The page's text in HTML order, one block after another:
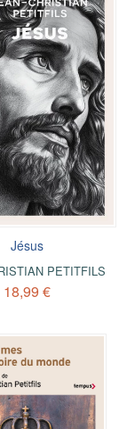
Jésus
PETITFILS
18,99 €